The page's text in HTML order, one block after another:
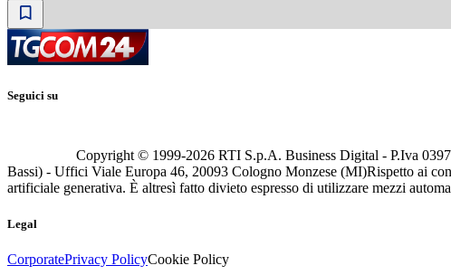
Seguici su
Copyright © 1999-2026 RTI S.p.A. Business Digital - P.Iva
Bassi) - Uffici Viale Europa 46, 20093 Cologno Monzese (MI)Rispetto ai
artificiale generativa. È altresì fatto divieto espresso di utilizzare mezzi
Legal
CorporatePrivacy PolicyCookie Policy